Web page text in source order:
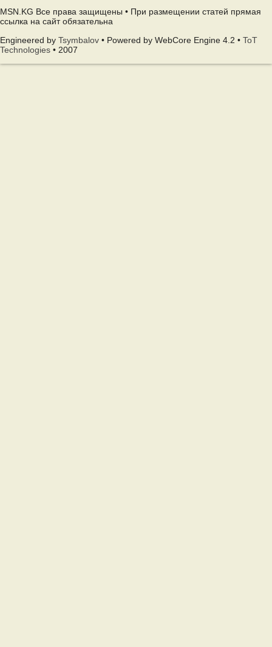
MSN.KG Все права защищены • При размещении статей прямая
ссылка на сайт обязательна
Engineered by Tsymbalov • Powered by WebCore Engine 4.2 • ToT
Technologies • 2007